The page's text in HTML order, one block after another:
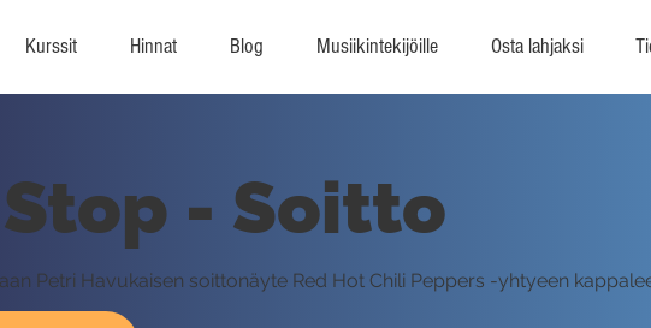
Kurssit Hinnat Blog Musiikintekijöille Osta lahjaksi
- Soitto
Petri Havukaisen soittonäyte Red Hot Chili Peppers -yhtyeen